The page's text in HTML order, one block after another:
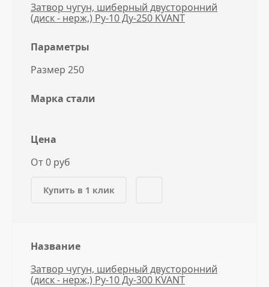
Затвор чугун, шиберный двусторонний
(диск - нерж,) Ру-10 Ду-250 KVANT
Параметры
Размер 250
Марка стали
Цена
От 0 руб
Купить в 1 клик
Название
Затвор чугун, шиберный двусторонний
(диск - нерж,) Ру-10 Ду-300 KVANT